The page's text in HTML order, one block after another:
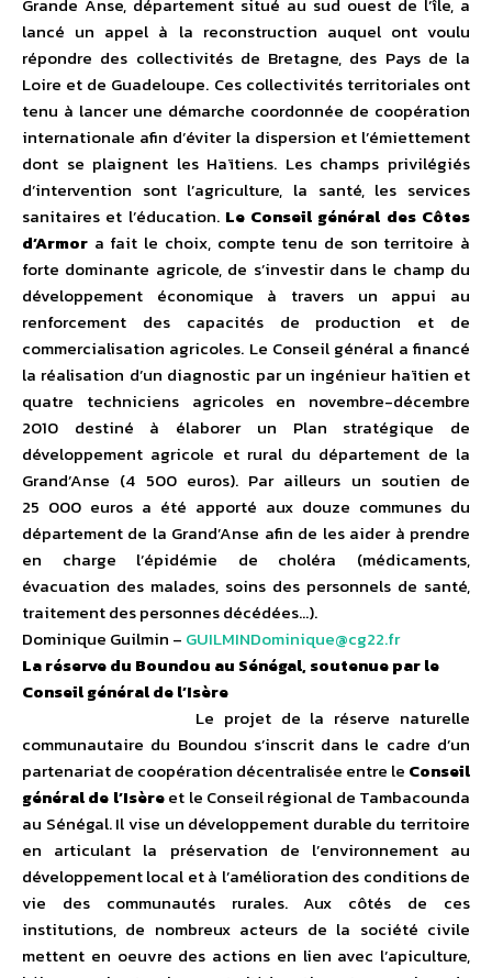
Grande Anse, département situé au sud ouest de l’île, a
lancé un appel à la reconstruction auquel ont voulu
répondre des collectivités de Bretagne, des Pays de la
Loire et de Guadeloupe. Ces collectivités territoriales ont
tenu à lancer une démarche coordonnée de coopération
internationale afin d’éviter la dispersion et l’émiettement
dont se plaignent les Haïtiens. Les champs privilégiés
d’intervention sont l’agriculture, la santé, les services
sanitaires et l’éducation. Le Conseil général des Côtes
d’Armor a fait le choix, compte tenu de son territoire à
forte dominante agricole, de s’investir dans le champ du
développement économique à travers un appui au
renforcement des capacités de production et de
commercialisation agricoles. Le Conseil général a financé
la réalisation d’un diagnostic par un ingénieur haïtien et
quatre techniciens agricoles en novembre-décembre
2010 destiné à élaborer un Plan stratégique de
développement agricole et rural du département de la
Grand’Anse (4 500 euros). Par ailleurs un soutien de
25 000 euros a été apporté aux douze communes du
département de la Grand’Anse afin de les aider à prendre
en charge l’épidémie de choléra (médicaments,
évacuation des malades, soins des personnels de santé,
traitement des personnes décédées…).
Dominique Guilmin – GUILMINDominique@cg22.fr
La réserve du Boundou au Sénégal, soutenue par le
Conseil général de l’Isère
Le projet de la réserve naturelle
communautaire du Boundou s’inscrit dans le cadre d’un
partenariat de coopération décentralisée entre le Conseil
général de l’Isèreet le Conseil régional de Tambacounda
au Sénégal. Il vise un développement durable du territoire
en articulant la préservation de l’environnement au
développement local et à l’amélioration des conditions de
vie des communautés rurales. Aux côtés de ces
institutions, de nombreux acteurs de la société civile
mettent en oeuvre des actions en lien avec l’apiculture,